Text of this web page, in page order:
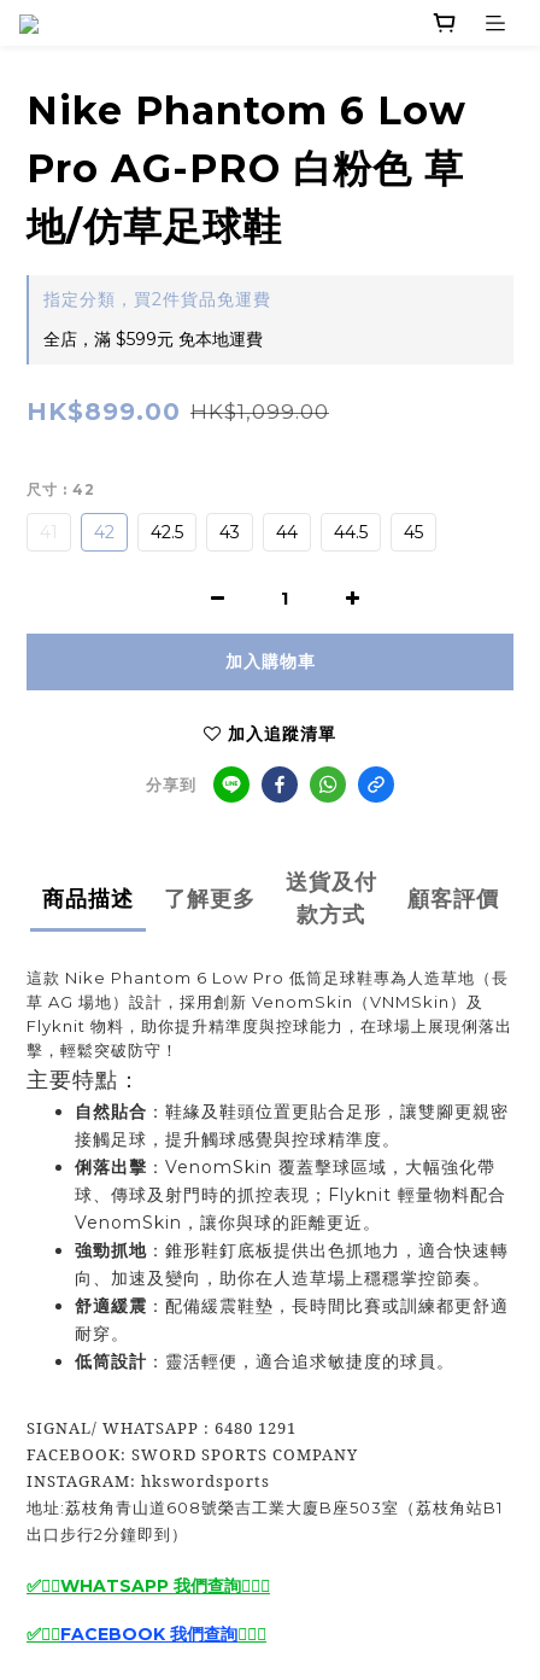
Nike Phantom 6 Low
Pro AG-PRO 白粉色 草
地/仿草足球鞋
指定分類，買2件貨品免運費
全店，滿 $599元 免本地運費
HK$899.00 HK$1,099.00
尺寸 : 42
41 42 42.5 43 44 44.5 45
加入購物車
加入追蹤清單
分享到
商品描述 了解更多
送貨及付
款方式
顧客評價
這款 Nike Phantom 6 Low Pro 低筒足球鞋專為人造草地（長
草 AG 場地）設計，採用創新 VenomSkin（VNMSkin）及
Flyknit 物料，助你提升精準度與控球能力，在球場上展現俐落出
擊，輕鬆突破防守！
主要特點：
自然貼合 ：鞋緣及鞋頭位置更貼合足形，讓雙腳更親密
接觸足球，提升觸球感覺與控球精準度。
俐落出擊 ：VenomSkin 覆蓋擊球區域，大幅強化帶
球、傳球及射門時的抓控表現；Flyknit 輕量物料配合
VenomSkin，讓你與球的距離更近。
強勁抓地 ：錐形鞋釘底板提供出色抓地力，適合快速轉
向、加速及變向，助你在人造草場上穩穩掌控節奏。
舒適緩震 ：配備緩震鞋墊，長時間比賽或訓練都更舒適
耐穿。
低筒設計 ：靈活輕便，適合追求敏捷度的球員。
SIGNAL/ WHATSAPP : 6480 1291
FACEBOOK: SWORD SPORTS COMPANY
INSTAGRAM: hkswordsports
地址:荔枝角青山道608號榮吉工業大廈B座503室（荔枝角站B1
出口步行2分鐘即到）
✅🙆‍♂️WHATSAPP 我們查詢🙆‍♂️✅
✅🙆‍♂️FACEBOOK 我們查詢🙆‍♂️✅